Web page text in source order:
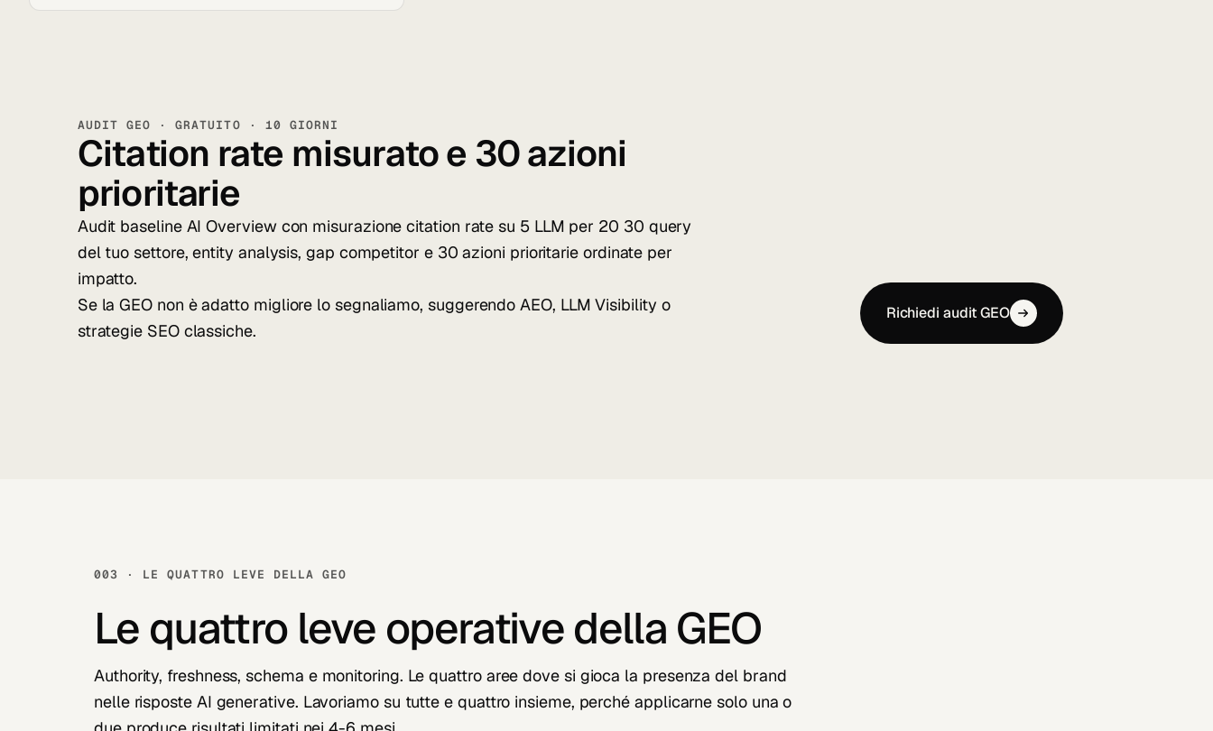
AUDIT GEO · GRATUITO · 10 GIORNI
Citation rate misurato e 30 azioni
prioritarie
Audit baseline AI Overview con misurazione citation rate su 5 LLM per 20 30 query
del tuo settore, entity analysis, gap competitor e 30 azioni prioritarie ordinate per
impatto.
Se la GEO non è adatto migliore lo segnaliamo, suggerendo AEO, LLM Visibility o
strategie SEO classiche.
Richiedi audit GEO
003 · LE QUATTRO LEVE DELLA GEO
Le quattro leve operative della GEO
Authority, freshness, schema e monitoring. Le quattro aree dove si gioca la presenza del brand
nelle risposte AI generative. Lavoriamo su tutte e quattro insieme, perché applicarne solo una o